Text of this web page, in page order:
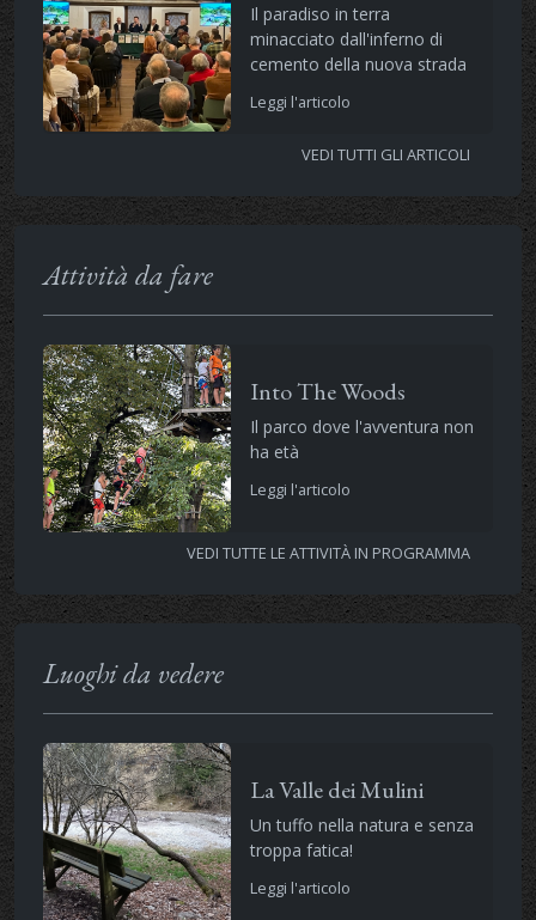
Il paradiso in terra
minacciato dall'inferno di
cemento della nuova strada
Leggi l'articolo
VEDI TUTTI GLI ARTICOLI
Attività da fare
Into The Woods
Il parco dove l'avventura non
ha età
Leggi l'articolo
VEDI TUTTE LE ATTIVITÀ IN PROGRAMMA
Luoghi da vedere
La Valle dei Mulini
Un tuffo nella natura e senza
troppa fatica!
Leggi l'articolo